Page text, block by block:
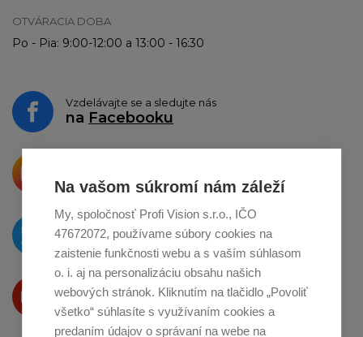
Na vašom súkromí nám záleží
My, spoločnosť Profi Vision s.r.o., IČO
47672072, používame súbory cookies na
zaistenie funkčnosti webu a s vaším súhlasom
o. i. aj na personalizáciu obsahu našich
webových stránok. Kliknutím na tlačidlo „Povoliť
všetko“ súhlasíte s využívaním cookies a
predaním údajov o správaní na webe na
OTVÁRACIA DOBA
Po - Pia: 9:00-12:00 a 13:00 - 16:30
Vzdelávajte se a sledujte nás
na Facebooku
o zdieľanie naInstagrame
O novinkách píšeme
naTwitteri
Produkty Vám predstavujeme
na Youtube